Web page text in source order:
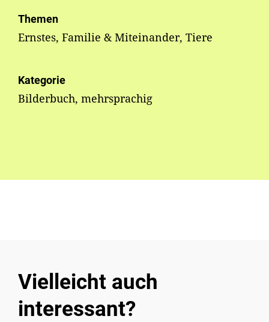
Themen
Ernstes, Familie & Miteinander, Tiere
Kategorie
Bilderbuch, mehrsprachig
Vielleicht auch
interessant?